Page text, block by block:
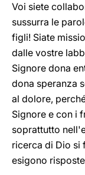
Voi siete
sussurra le
figli! Siate
dalle vostre
Signore dona
dona speranza
al dolore,
Signore e con i
soprattutto
ricerca di Dio si
esigono